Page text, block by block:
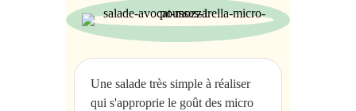
Une salade très simple à réaliser
qui s'approprie le goût des micro